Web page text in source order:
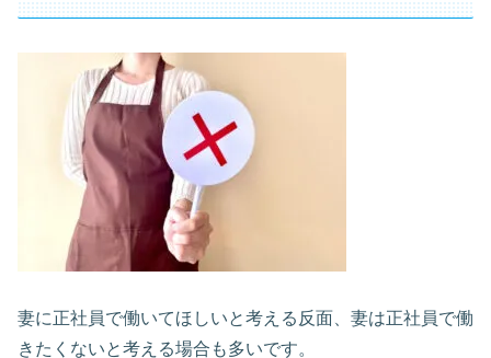
妻に正社員で働いてほしいと考える反面、妻は正社員で働
きたくないと考える場合も多いです。